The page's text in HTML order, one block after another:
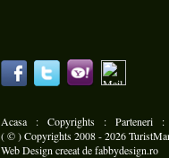
Acasa : Copyrights : Parteneri
( © ) Copyrights 2008 - 2026
Web Design creeat defabbydesign.ro